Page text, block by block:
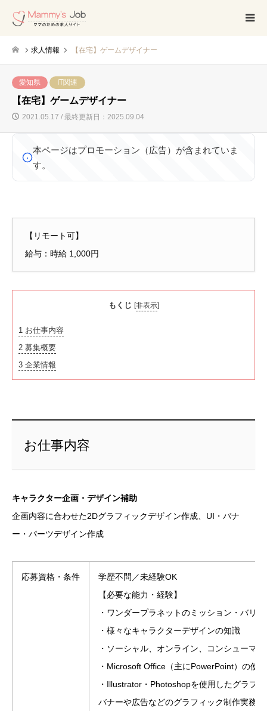
求人情報 【在宅】ゲームデザイナー
愛知県 IT関連
【在宅】ゲームデザイナー
2021.05.17 / 最終更新日：2025.09.04
本ページはプロモーション（広告）が含まれていま
す。
【リモート可】
給与：時給 1,000円
もくじ [非表示]
1 お仕事内容
2 募集概要
3 企業情報
お仕事内容
キャラクター企画・デザイン補助
企画内容に合わせた2Dグラフィックデザイン作成、UI・バナ
ー・パーツデザイン作成
応募資格・条件
学歴不問／未経験OK
【必要な能力・経験】
・ワンダープラネットのミッション・バリ
・様々なキャラクターデザインの知識
・ソーシャル、オンライン、コンシューマ
・Microsoft Office（主にPowerPoint）の使
・Illustrator・Photoshopを使用したグラフ
バナーや広告などのグラフィック制作実務経